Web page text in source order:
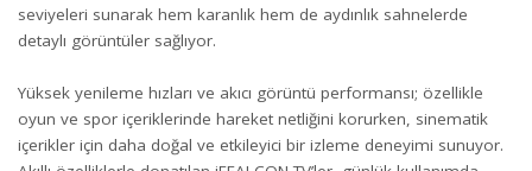
seviyeleri sunarak hem karanlık hem de aydınlık sahnelerde
detaylı görüntüler sağlıyor.
Yüksek yenileme hızları ve akıcı görüntü performansı; özellikle
oyun ve spor içeriklerinde hareket netliğini korurken, sinematik
içerikler için daha doğal ve etkileyici bir izleme deneyimi sunuyor.